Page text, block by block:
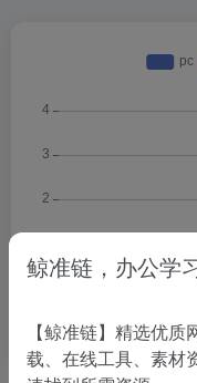
鲸准链，办公学
【鲸准链】精选优
载、在线工具、素材